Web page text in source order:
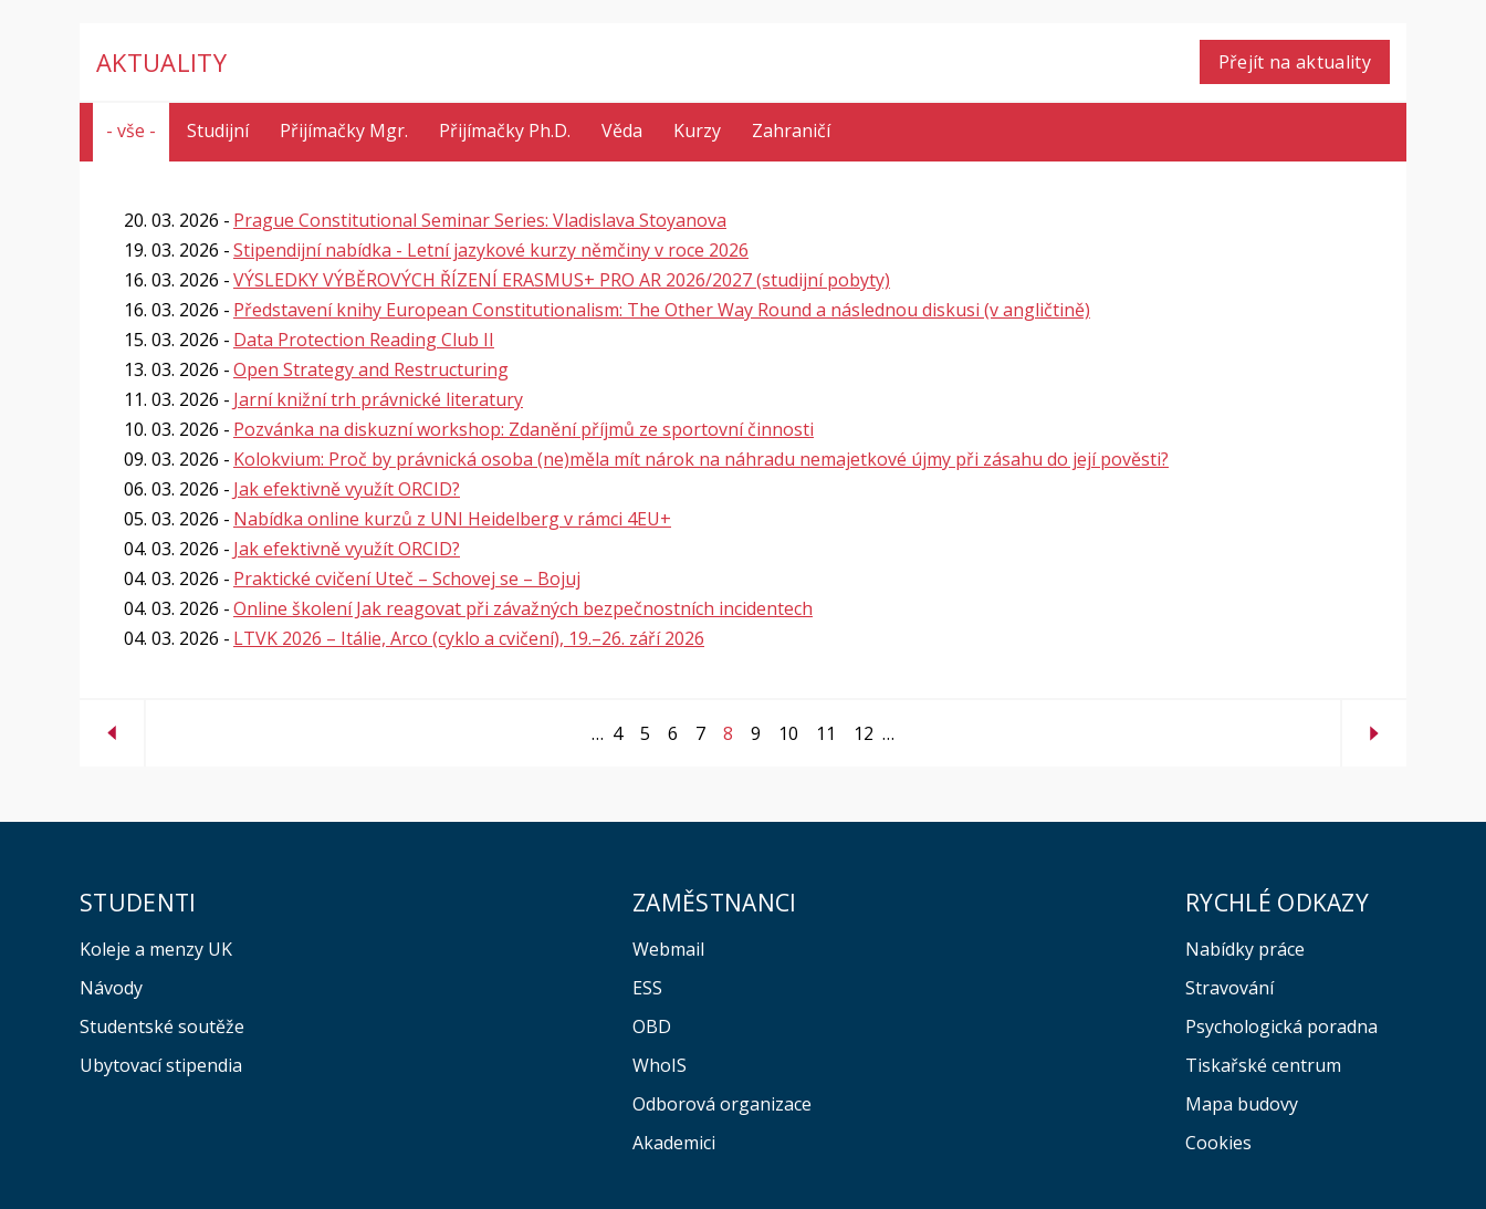
AKTUALITY Přejít na aktuality
- vše - Studijní Přijímačky Mgr. Přijímačky Ph.D. Věda Kurzy Zahraničí
20. 03. 2026
Prague Constitutional Seminar Series: Vladislava Stoyanova
19. 03. 2026
Stipendijní nabídka - Letní jazykové kurzy němčiny v roce 2026
16. 03. 2026
VÝSLEDKY VÝBĚROVÝCH ŘÍZENÍ ERASMUS+ PRO AR 2026/2027 (studijní pobyty)
16. 03. 2026
Představení knihy European Constitutionalism: The Other Way Round a následnou diskusi (v angličtině)
15. 03. 2026
Data Protection Reading Club II
13. 03. 2026
Open Strategy and Restructuring
11. 03. 2026
Jarní knižní trh právnické literatury
10. 03. 2026
Pozvánka na diskuzní workshop: Zdanění příjmů ze sportovní činnosti
09. 03. 2026
Kolokvium: Proč by právnická osoba (ne)měla mít nárok na náhradu nemajetkové újmy při zásahu do její pověsti?
06. 03. 2026
Jak efektivně využít ORCID?
05. 03. 2026
Nabídka online kurzů z UNI Heidelberg v rámci 4EU+
04. 03. 2026
Jak efektivně využít ORCID?
04. 03. 2026
Praktické cvičení Uteč – Schovej se – Bojuj
04. 03. 2026
Online školení Jak reagovat při závažných bezpečnostních incidentech
04. 03. 2026
LTVK 2026 – Itálie, Arco (cyklo a cvičení), 19.–26. září 2026
… 4 5 6 7 8 9 10 11 12 …
STUDENTI
Koleje a menzy UK
Návody
Studentské soutěže
Ubytovací stipendia
ZAMĚSTNANCI
Webmail
ESS
OBD
WhoIS
Odborová organizace
Akademici
RYCHLÉ ODKAZY
Nabídky práce
Stravování
Psychologická poradna
Tiskařské centrum
Mapa budovy
Cookies